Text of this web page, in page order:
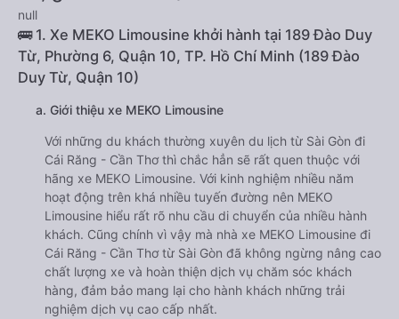
null
🚌 1. Xe MEKO Limousine khởi hành tại 189 Đào Duy
Từ, Phường 6, Quận 10, TP. Hồ Chí Minh (189 Đào
Duy Từ, Quận 10)
a. Giới thiệu xe MEKO Limousine
Với những du khách thường xuyên du lịch từ Sài Gòn đi
Cái Răng - Cần Thơ thì chắc hẳn sẽ rất quen thuộc với
hãng xe MEKO Limousine. Với kinh nghiệm nhiều năm
hoạt động trên khá nhiều tuyến đường nên MEKO
Limousine hiểu rất rõ nhu cầu di chuyển của nhiều hành
khách. Cũng chính vì vậy mà nhà xe MEKO Limousine đi
Cái Răng - Cần Thơ từ Sài Gòn đã không ngừng nâng cao
chất lượng xe và hoàn thiện dịch vụ chăm sóc khách
hàng, đảm bảo mang lại cho hành khách những trải
nghiệm dịch vụ cao cấp nhất.